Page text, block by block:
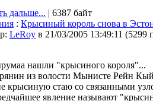
дальше... | 6387 байт
: Крысиный король снова в
LeRoy в 21/03/2005 13:49:11 (5299
нашли "крысиного короля"...
из волости Мынисте Рейн
крысиную стаю со связанными
явление называют